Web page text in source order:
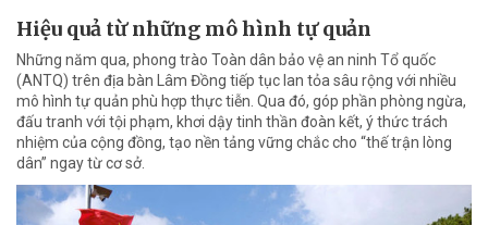
Hiệu quả từ những mô hình tự quản
Những năm qua, phong trào Toàn dân bảo vệ an ninh Tổ quốc
(ANTQ) trên địa bàn Lâm Đồng tiếp tục lan tỏa sâu rộng với nhiều
mô hình tự quản phù hợp thực tiễn. Qua đó, góp phần phòng ngừa,
đấu tranh với tội phạm, khơi dậy tinh thần đoàn kết, ý thức trách
nhiệm của cộng đồng, tạo nền tảng vững chắc cho “thế trận lòng
dân” ngay từ cơ sở.